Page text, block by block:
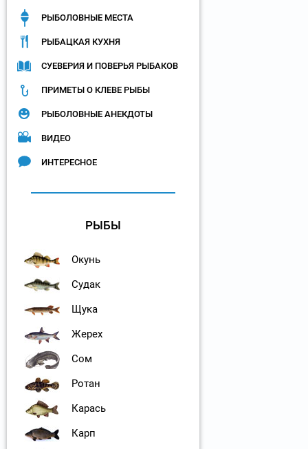
РЫБОЛОВНЫЕ МЕСТА
РЫБАЦКАЯ КУХНЯ
СУЕВЕРИЯ И ПОВЕРЬЯ РЫБАКОВ
ПРИМЕТЫ О КЛЕВЕ РЫБЫ
РЫБОЛОВНЫЕ АНЕКДОТЫ
ВИДЕО
ИНТЕРЕСНОЕ
РЫБЫ
Окунь
Судак
Щука
Жерех
Сом
Ротан
Карась
Карп